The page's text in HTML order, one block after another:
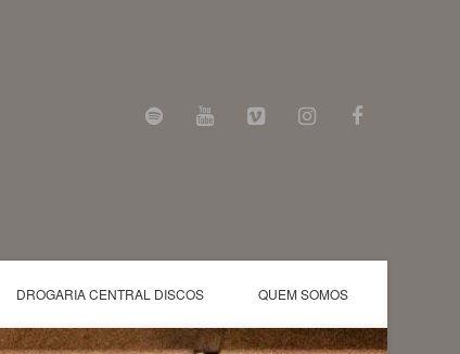
DROGARIA CENTRAL DISCOS QUEM SOMOS